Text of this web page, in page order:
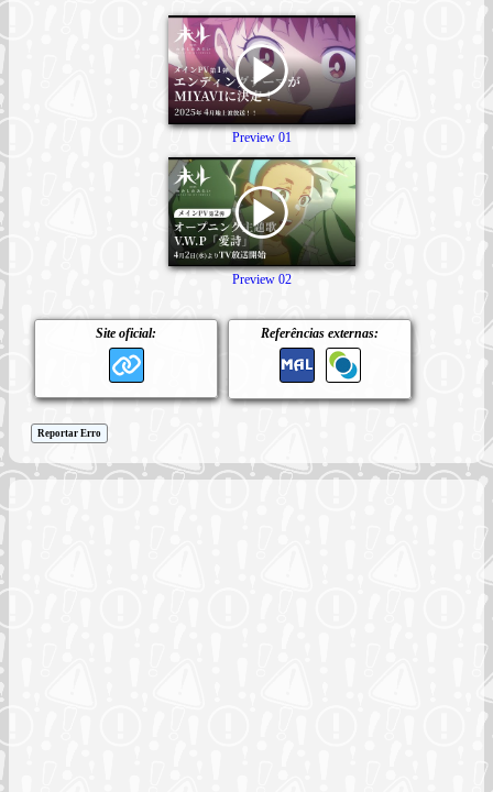
Site oficial: Referências externas:
Preview 01
Preview 02
Reportar Erro